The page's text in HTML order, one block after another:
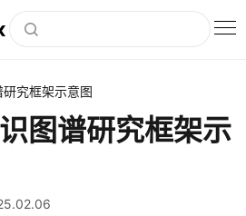
究框架示意图
图谱研究框架示